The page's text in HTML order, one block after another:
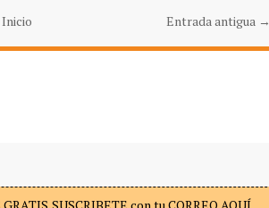
Entrada antigua →
Inicio